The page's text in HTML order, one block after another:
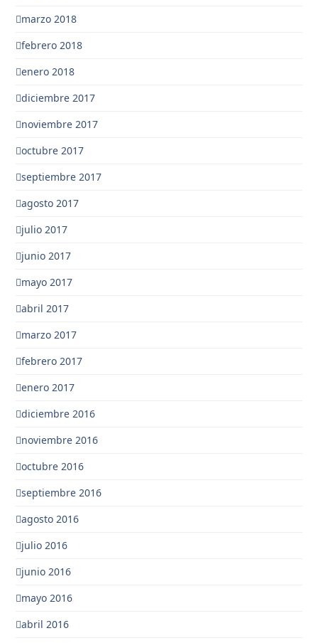
marzo 2018
febrero 2018
enero 2018
diciembre 2017
noviembre 2017
octubre 2017
septiembre 2017
agosto 2017
julio 2017
junio 2017
mayo 2017
abril 2017
marzo 2017
febrero 2017
enero 2017
diciembre 2016
noviembre 2016
octubre 2016
septiembre 2016
agosto 2016
julio 2016
junio 2016
mayo 2016
abril 2016